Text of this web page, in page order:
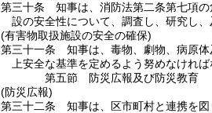
第三十条
知事は、消防法第二条第七項
設の安全性について、調査し、研究し
(有害物取扱施設の安全の確保)
第三十一条
知事は、毒物、劇物、病原
上安全な基準を定めるよう努めなければ
第五節
防災広報及び防災教育
(防災広報)
第三十二条
知事は、区市町村と連携を